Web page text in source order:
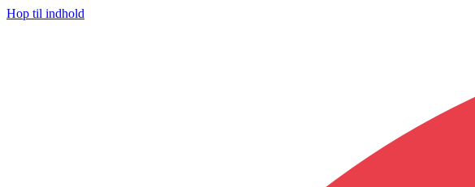
Hop til indhold